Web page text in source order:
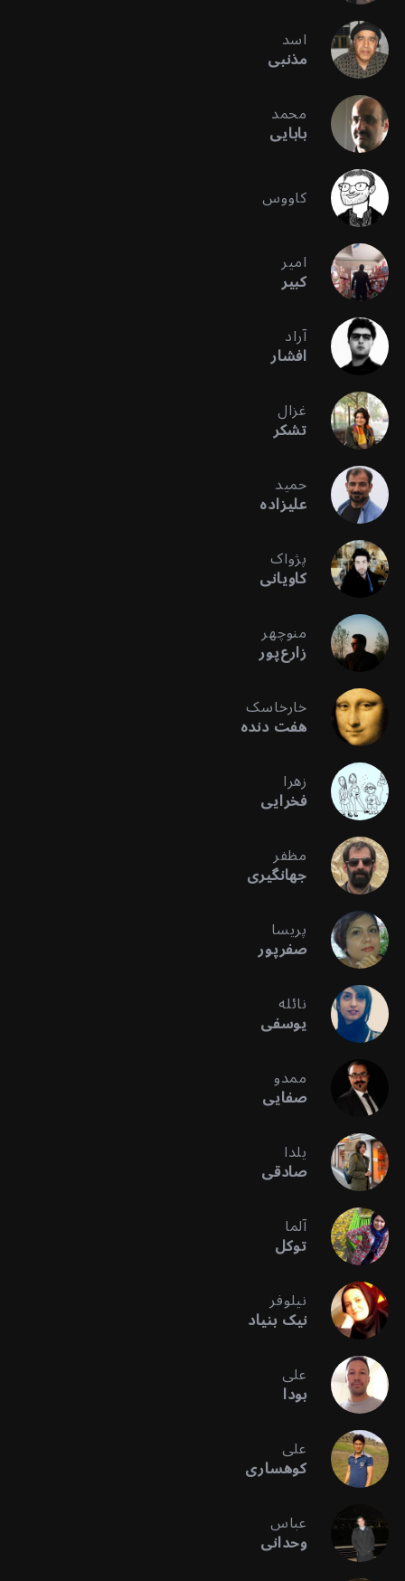
اسد
مذنبی
محمد
بابایی
کاووس
امیر
کبیر
آراد
افشار
غزال
تشکر
حمید
علیزاده
پژواک
کاویانی
منوچهر
زارع‌پور
خارخاسک
هفت دنده
زهرا
فخرایی
مظفر
جهانگیری
پریسا
صفرپور
نائله
یوسفی
ممدو
صفایی
یلدا
صادقی
آلما
توکل
نیلوفر
نیک بنیاد
علی
بودا
علی
کوهساری
عباس
وحدانی